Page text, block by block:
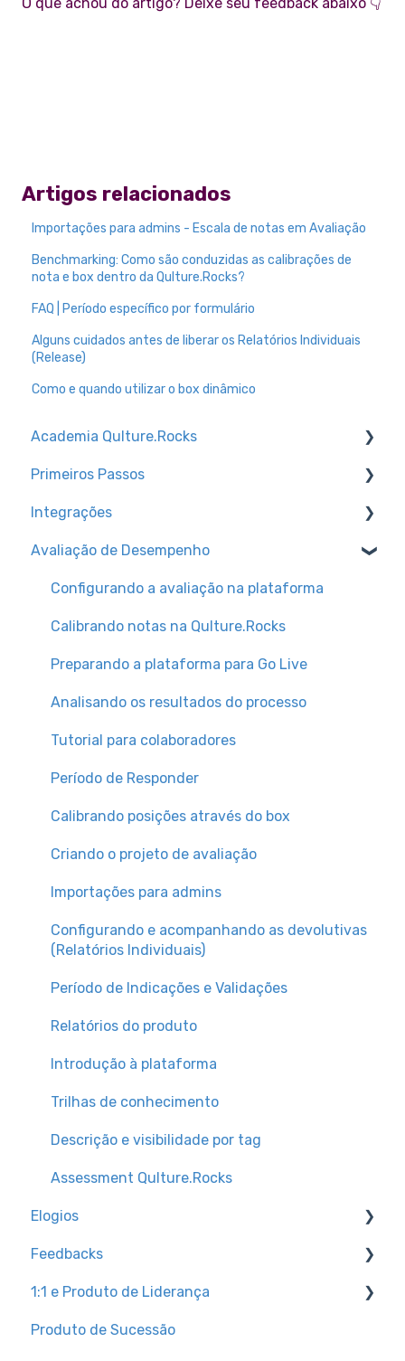
O que achou do artigo? Deixe seu feedback abaixo 👇
Artigos relacionados
Importações para admins - Escala de notas em Avaliação
Benchmarking: Como são conduzidas as calibrações de
nota e box dentro da Qulture.Rocks?
FAQ | Período específico por formulário
Alguns cuidados antes de liberar os Relatórios Individuais
(Release)
Como e quando utilizar o box dinâmico
Academia Qulture.Rocks
Feedbacks e Reconhecimento
Preparando a empresa para o lançamento da
Primeiros Passos
Trilhas de conhecimento
Configurações de Ambiente
Como acessar a Qulture.Rocks
Configurações de Usuários
Integrações
Canal para dúvidas técnicas + dicas
Tipos de integração de base de usuários
Slack
Avaliação de Desempenho
Configurando a avaliação na plataforma
Calibrando notas na Qulture.Rocks
Preparando a plataforma para Go Live
Analisando os resultados do processo
Tutorial para colaboradores
Período de Responder
Calibrando posições através do box
Criando o projeto de avaliação
Importações para admins
Configurando e acompanhando as devolutivas
(Relatórios Individuais)
Período de Indicações e Validações
Relatórios do produto
Introdução à plataforma
Trilhas de conhecimento
Descrição e visibilidade por tag
Assessment Qulture.Rocks
Elogios
Trilhas de conhecimento
Relatórios do produto
Tutoriais para colaboradores
Feedbacks
Configurações para admins
Trilhas de conhecimento
1:1 e Produto de Liderança
1:1
Produto de Sucessão